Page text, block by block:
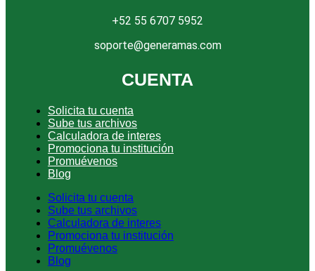
+52 55 6707 5952
soporte@generamas.com
CUENTA
Solicita tu cuenta
Sube tus archivos
Calculadora de interes
Promociona tu institución
Promuévenos
Blog
Solicita tu cuenta
Sube tus archivos
Calculadora de interes
Promociona tu institución
Promuévenos
Blog